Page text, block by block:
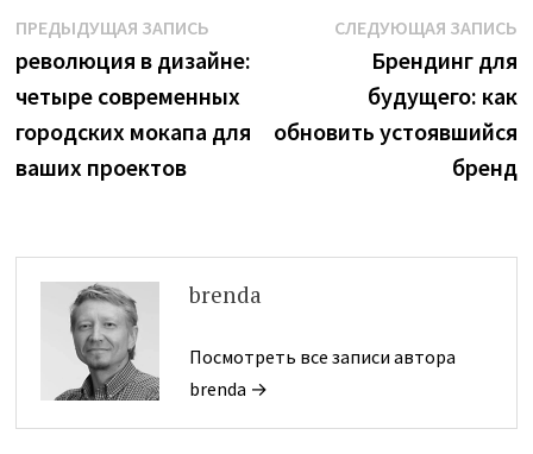
Навигация
по
записям
ПРЕДЫДУЩАЯ ЗАПИСЬ
запись:
революция в дизайне:
четыре современных
городских мокапа для
ваших проектов
СЛЕДУЮЩАЯ ЗАПИСЬ
Брендинг для
будущего: как
обновить устоявшийся
бренд
brenda
Посмотреть все записи автора
brenda →